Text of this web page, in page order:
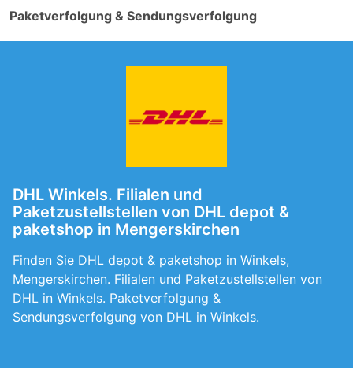
Paketverfolgung & Sendungsverfolgung
DHL Winkels. Filialen und
Paketzustellstellen von DHL depot &
paketshop in Mengerskirchen
Finden Sie DHL depot & paketshop in Winkels,
Mengerskirchen. Filialen und Paketzustellstellen von
DHL in Winkels. Paketverfolgung &
Sendungsverfolgung von DHL in Winkels.